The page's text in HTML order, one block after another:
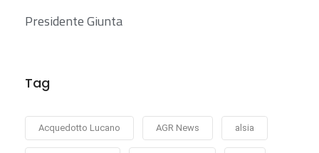
Presidente Giunta
Tag
Acquedotto Lucano AGR News alsia